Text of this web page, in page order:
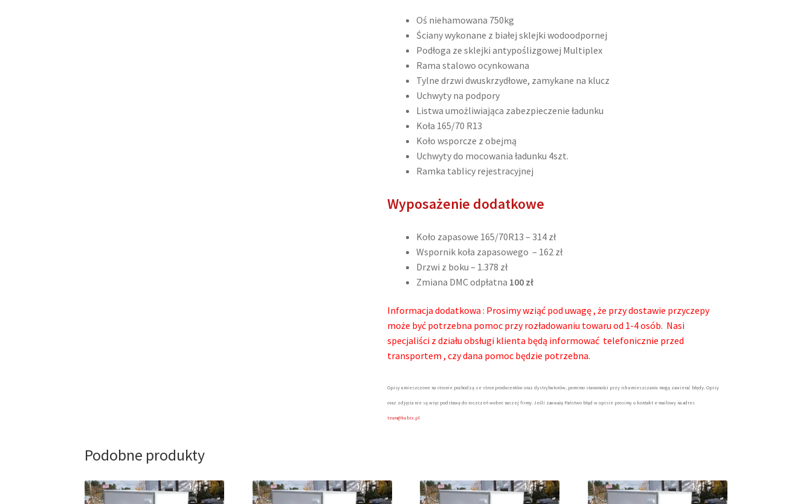
Oś niehamowana 750kg
Ściany wykonane z białej sklejki wodoodpornej
Podłoga ze sklejki antypoślizgowej Multiplex
Rama stalowo ocynkowana
Tylne drzwi dwuskrzydłowe, zamykane na klucz
Uchwyty na podpory
Listwa umożliwiająca zabezpieczenie ładunku
Koła 165/70 R13
Koło wsporcze z obejmą
Uchwyty do mocowania ładunku 4szt.
Ramka tablicy rejestracyjnej
Wyposażenie dodatkowe
Koło zapasowe 165/70R13 – 314 zł
Wspornik koła zapasowego – 162 zł
Drzwi z boku – 1.378 zł
Zmiana DMC odpłatna 100 zł
Informacja dodatkowa : Prosimy wziąć pod uwagę , że przy dostawie przyczepy
może być potrzebna pomoc przy rozładowaniu towaru od 1-4 osób. Nasi
specjaliści z działu obsługi klienta będą informować telefonicznie przed
transportem , czy dana pomoc będzie potrzebna.
Opisy umieszczone na stronie pochodzą ze stron producentów oraz dystrybutorów, pomimo staranności przy ich umieszczaniu mogą zawierać błędy. Opisy
oraz zdjęcia nie są więc podstawą do roszczeń wobec naszej firmy. Jeśli zauważą Państwo błąd w opisie prosimy o kontakt e-mailowy na adres
team@kubix.pl
Podobne produkty